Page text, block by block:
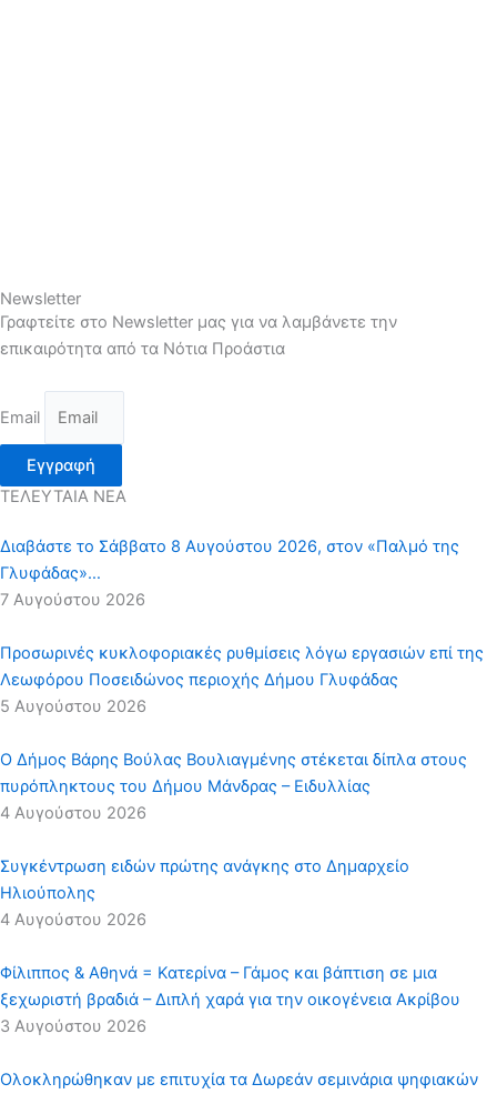
Newsletter
Γραφτείτε στο Newsletter μας για να λαμβάνετε την
επικαιρότητα από τα Νότια Προάστια
Email
Εγγραφή
ΤΕΛΕΥΤΑΙΑ ΝΕΑ
Διαβάστε το Σάββατο 8 Αυγούστου 2026, στον «Παλμό της
Γλυφάδας»…
7 Αυγούστου 2026
Προσωρινές κυκλοφοριακές ρυθμίσεις λόγω εργασιών επί της
Λεωφόρου Ποσειδώνος περιοχής Δήμου Γλυφάδας
5 Αυγούστου 2026
Ο Δήμος Βάρης Βούλας Βουλιαγμένης στέκεται δίπλα στους
πυρόπληκτους του Δήμου Μάνδρας – Ειδυλλίας
4 Αυγούστου 2026
Συγκέντρωση ειδών πρώτης ανάγκης στο Δημαρχείο
Ηλιούπολης
4 Αυγούστου 2026
Φίλιππος & Αθηνά = Κατερίνα – Γάμος και βάπτιση σε μια
ξεχωριστή βραδιά – Διπλή χαρά για την οικογένεια Ακρίβου
3 Αυγούστου 2026
Ολοκληρώθηκαν με επιτυχία τα Δωρεάν σεμινάρια ψηφιακών